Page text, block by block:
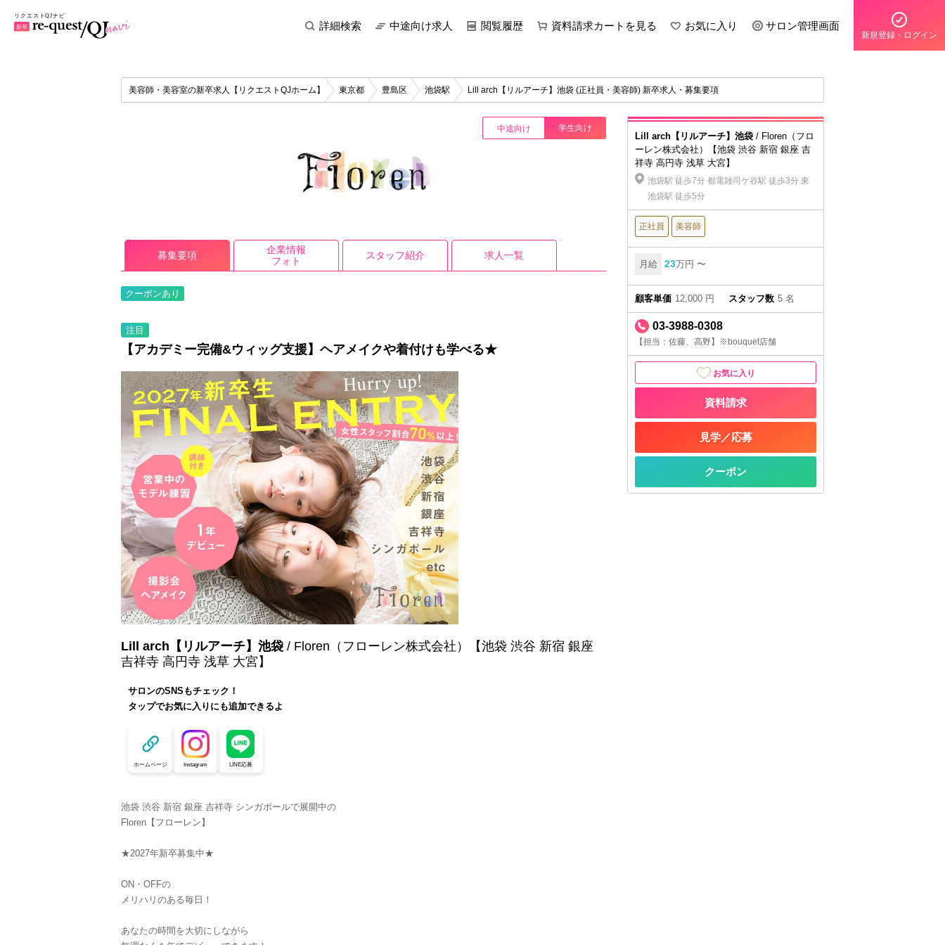
詳細検索 中途向け求人 閲覧履歴 資料請求カートを見る お気に入り サロン管理画面
新規登録・ログイン
美容師・美容室の新卒求人【リクエストQJホーム】 東京都 豊島区 池袋駅 Lill arch【リルアーチ】池袋 (正社員・美容師) 新卒求人・募集要項
中途向け 学生向け
募集要項
企業情報
フォト
スタッフ紹介 求人一覧
クーポンあり
注目
【アカデミー完備&ウィッグ支援】ヘアメイクや着付けも学べる★
Lill arch【リルアーチ】池袋 / Floren（フローレン株式会社）【池袋 渋谷 新宿 銀座
吉祥寺 高円寺 浅草 大宮】
サロンのSNSもチェック！
タップでお気に入りにも追加できるよ
ホームページ Instagram LINE応募
池袋 渋谷 新宿 銀座 吉祥寺 シンガポールで展開中の
Floren【フローレン】
★2027年新卒募集中★
ON・OFFの
メリハリのある毎日！
あなたの時間を大切にしながら
Lill arch【リルアーチ】池袋 / Floren（フロ
ーレン株式会社）【池袋 渋谷 新宿 銀座 吉
祥寺 高円寺 浅草 大宮】
池袋駅 徒歩7分 都電雑司ケ谷駅 徒歩3分 東
池袋駅 徒歩5分
正社員 美容師
月給 23万円 〜
顧客単価 12,000 円 スタッフ数 5 名
03-3988-0308
【担当：佐藤、高野】※bouquet店舗
お気に入り
資料請求
見学／応募
クーポン